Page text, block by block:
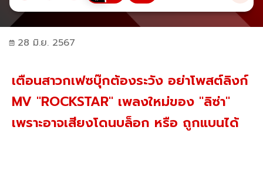
28 มิ.ย. 2567
เตือนสาวกเฟซบุ๊กต้องระวัง อย่าโพสต์ลิงก์
MV "ROCKSTAR" เพลงใหม่ของ "ลิซ่า"
เพราะอาจเสียงโดนบล็อก หรือ ถูกแบนได้